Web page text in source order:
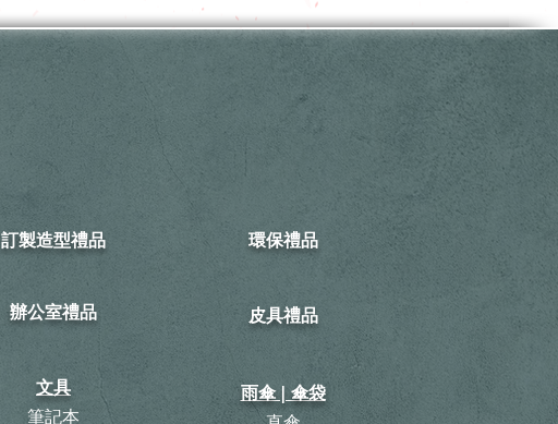
訂製造型禮品
​辦公室禮品
文具
筆記本
環保禮品
皮具禮品
雨傘 | 傘袋